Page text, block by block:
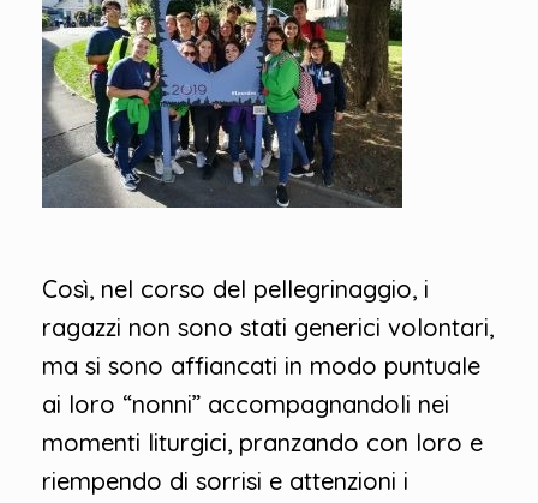
Così, nel corso del pellegrinaggio, i
ragazzi non sono stati generici volontari,
ma si sono affiancati in modo puntuale
ai loro “nonni” accompagnandoli nei
momenti liturgici, pranzando con loro e
riempendo di sorrisi e attenzioni i